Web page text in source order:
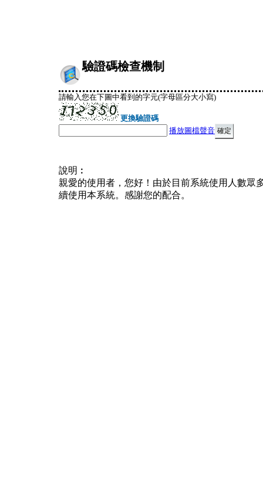
驗證碼檢查機制
請輸入您在下圖中看到的字元(字母區分大小寫)
更換驗證碼
播放圖檔聲音
說明︰
親愛的使用者，您好！由於目前系統使用人數眾
續使用本系統。感謝您的配合。